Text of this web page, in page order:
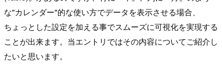
な"カレンダー"的な使い方でデータを表示させる場合、
ちょっとした設定を加える事でスムーズに可視化を実現する
ことが出来ます。当エントリではその内容についてご紹介し
たいと思います。